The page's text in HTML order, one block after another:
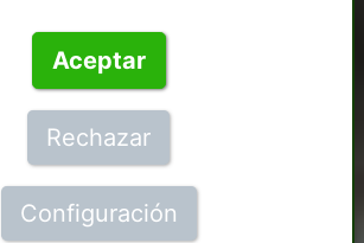
Aceptar
Rechazar
Configuración